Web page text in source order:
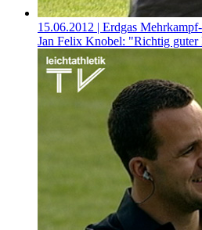
15.06.2012 | Erdgas
Jan Felix Knobel: "Richtig